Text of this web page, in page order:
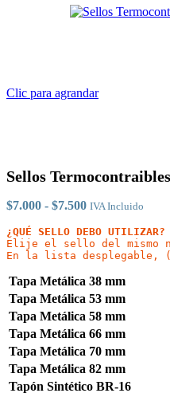
Clic para agrandar
Sellos Termocontraibles
$7.000 - $7.500Rango
precios:
desde
$7.000
hasta
IVA Incluido
¿QUÉ SELLO DEBO UTILIZAR?
Elije el sello del mismo
En la lista desplegable,
Tapa Metálica 38 mm
Tapa Metálica 53 mm
Tapa Metálica 58 mm
Tapa Metálica 66 mm
Tapa Metálica 70 mm
Tapa Metálica 82 mm
Tapón Sintético BR-16